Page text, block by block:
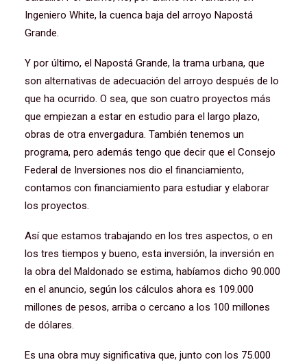
Ingeniero White, la cuenca baja del arroyo Napostá
Grande.
Y por último, el Napostá Grande, la trama urbana, que
son alternativas de adecuación del arroyo después de lo
que ha ocurrido. O sea, que son cuatro proyectos más
que empiezan a estar en estudio para el largo plazo,
obras de otra envergadura. También tenemos un
programa, pero además tengo que decir que el Consejo
Federal de Inversiones nos dio el financiamiento,
contamos con financiamiento para estudiar y elaborar
los proyectos.
Así que estamos trabajando en los tres aspectos, o en
los tres tiempos y bueno, esta inversión, la inversión en
la obra del Maldonado se estima, habíamos dicho 90.000
en el anuncio, según los cálculos ahora es 109.000
millones de pesos, arriba o cercano a los 100 millones
de dólares.
Es una obra muy significativa que, junto con los 75.000